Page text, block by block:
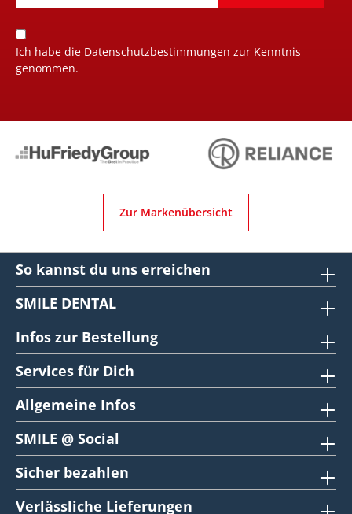
Ich habe die Datenschutzbestimmungen zur Kenntnis
genommen.
Zur Markenübersicht
So kannst du uns erreichen
SMILE DENTAL
Infos zur Bestellung
Services für Dich
Allgemeine Infos
SMILE @ Social
Sicher bezahlen
Verlässliche Lieferungen